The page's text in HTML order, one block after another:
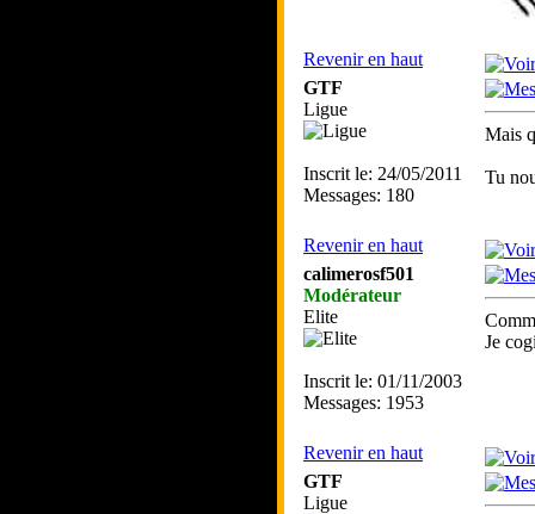
Revenir en haut
GTF
Ligue
Inscrit le: 24/05/2011
Messages: 180
Mais
Tu
Revenir en haut
calimerosf501
Modérateur
Elite
Inscrit le: 01/11/2003
Messages: 1953
Je
Revenir en haut
GTF
Ligue